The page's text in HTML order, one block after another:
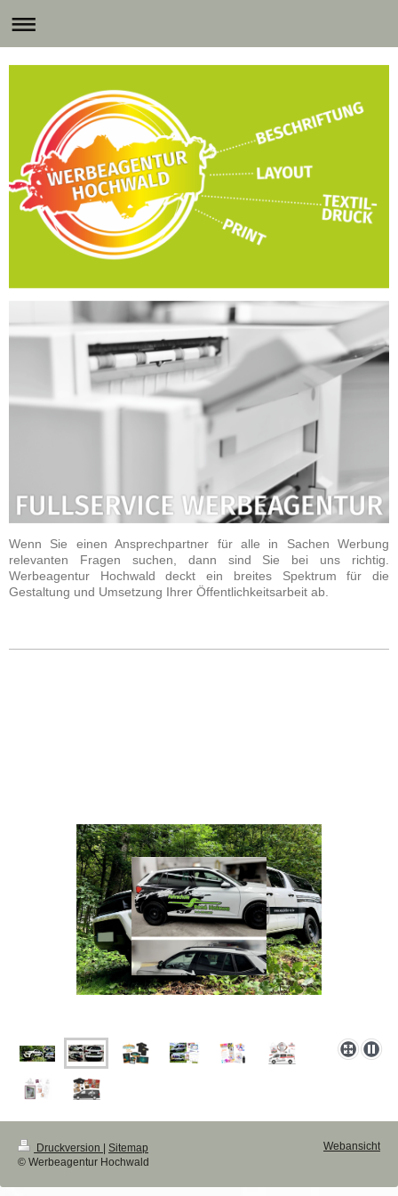
Wenn Sie einen Ansprechpartner für alle in Sachen Werbung
relevanten Fragen suchen, dann sind Sie bei uns richtig.
Werbeagentur Hochwald deckt ein breites Spektrum für die
Gestaltung und Umsetzung Ihrer Öffentlichkeitsarbeit ab.
Druckversion
Sitemap
© Werbeagentur Hochwald
Webansicht